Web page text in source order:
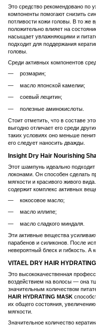
Это средство рекомендовано по
компоненты помогают снизить
потливости кожи головы. В то же
положительно влияет на
насыщает увлажняющими и
подходит для поддержания
головы.
Среди активных компонентов
розмарин;
масло японской камелии;
соевый лецитин;
полезные аминокислоты.
Стоит отметить, что в составе
выгодно отличает его среди
таких условиях оно меньше
его следует наносить дважды.
Insight Dry Hair Nourishing
Этот шампунь идеально
локонами. Он способен сделать
мягкости и красивого живого вида.
содержит комплекс активных
кокосовое масло;
масло иллипе;
масло сладкого миндаля.
Эти активные вещества
парабенов и силиконов. После
невероятный блеск и гибкость. А
VITAEL DRY HAIR
Это высококачественная
воздействием на волосы — она
значительным количеством
HAIR HYDRATING MASK
их общего состояния,
мягкости.
Значительное количество